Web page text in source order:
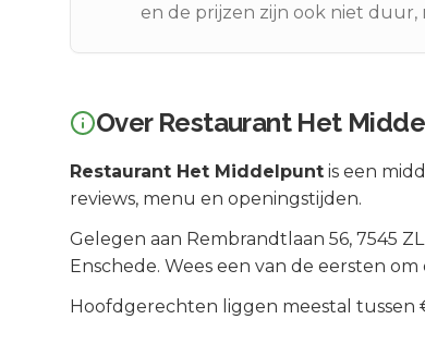
en de prijzen zijn ook niet duur,
Over Restaurant Het
Restaurant Het Middelpunt is een
reviews, menu en openingstijden.
Gelegen aan Rembrandtlaan 56, 7545 ZL
Enschede. Wees een van de eersten
Hoofdgerechten liggen meestal tussen